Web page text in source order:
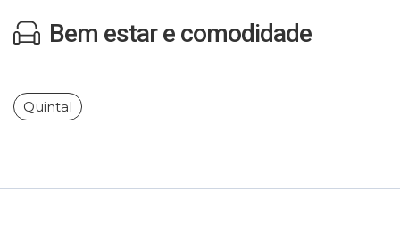
Bem estar e comodidade
Quintal